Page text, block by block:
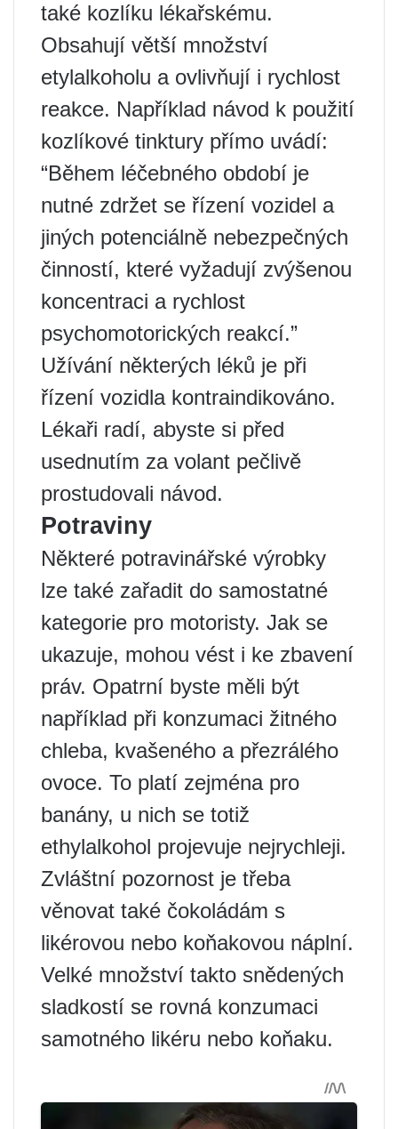
také kozlíku lékařskému.
Obsahují větší množství
etylalkoholu a ovlivňují i ​​rychlost
reakce. Například návod k použití
kozlíkové tinktury přímo uvádí:
“Během léčebného období je
nutné zdržet se řízení vozidel a
jiných potenciálně nebezpečných
činností, které vyžadují zvýšenou
koncentraci a rychlost
psychomotorických reakcí.”
Užívání některých léků je při
řízení vozidla kontraindikováno.
Lékaři radí, abyste si před
usednutím za volant pečlivě
prostudovali návod.
Potraviny
Některé potravinářské výrobky
lze také zařadit do samostatné
kategorie pro motoristy. Jak se
ukazuje, mohou vést i ke zbavení
práv. Opatrní byste měli být
například při konzumaci žitného
chleba, kvašeného a přezrálého
ovoce. To platí zejména pro
banány, u nich se totiž
ethylalkohol projevuje nejrychleji.
Zvláštní pozornost je třeba
věnovat také čokoládám s
likérovou nebo koňakovou náplní.
Velké množství takto snědených
sladkostí se rovná konzumaci
samotného likéru nebo koňaku.